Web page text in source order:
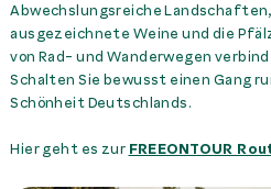
Abwechslungsreiche
ausgezeichnete Weine und die
von Rad- und Wanderwegen
Schalten Sie bewusst einen Gang
Schönheit Deutschlands.
Hier geht es zur FREEONTOUR